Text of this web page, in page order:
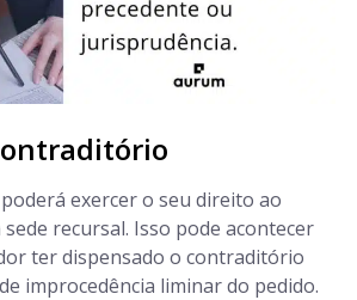
exercer o seu direito ao
sede recursal. Isso pode acontecer
ter dispensado o contraditório
improcedência liminar do pedido.